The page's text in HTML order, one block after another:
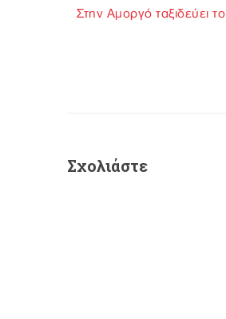
Στην Αμοργό ταξιδεύει
Σχολιάστε